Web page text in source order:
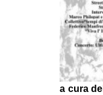
a cura